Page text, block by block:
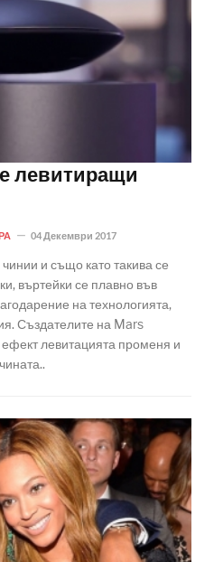
левитиращи
04 Декември 2017
и също като такива се
въртейки се плавно във
на технологията,
Създателите на Mars
левитацията променя и